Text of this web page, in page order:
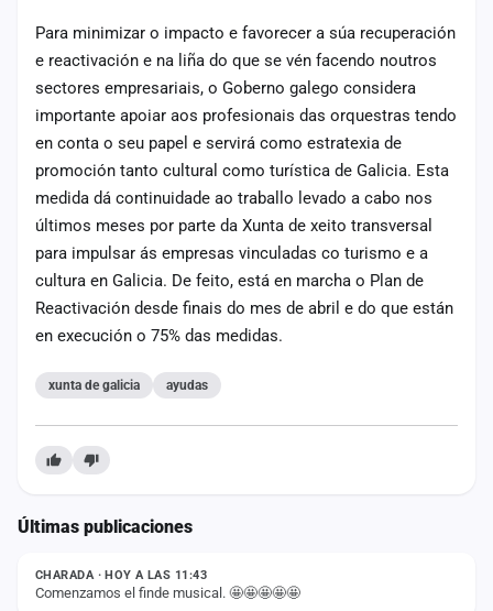
Para minimizar o impacto e favorecer a súa recuperación
e reactivación e na liña do que se vén facendo noutros
sectores empresariais, o Goberno galego considera
importante apoiar aos profesionais das orquestras tendo
en conta o seu papel e servirá como estratexia de
promoción tanto cultural como turística de Galicia. Esta
medida dá continuidade ao traballo levado a cabo nos
últimos meses por parte da Xunta de xeito transversal
para impulsar ás empresas vinculadas co turismo e a
cultura en Galicia. De feito, está en marcha o Plan de
Reactivación desde finais do mes de abril e do que están
en execución o 75% das medidas.
xunta de galicia ayudas
Últimas publicaciones
ESTADO
CHARADA · HOY A LAS 11:43
Comenzamos el finde musical. 🤩🤩🤩🤩🤩
ESTADO